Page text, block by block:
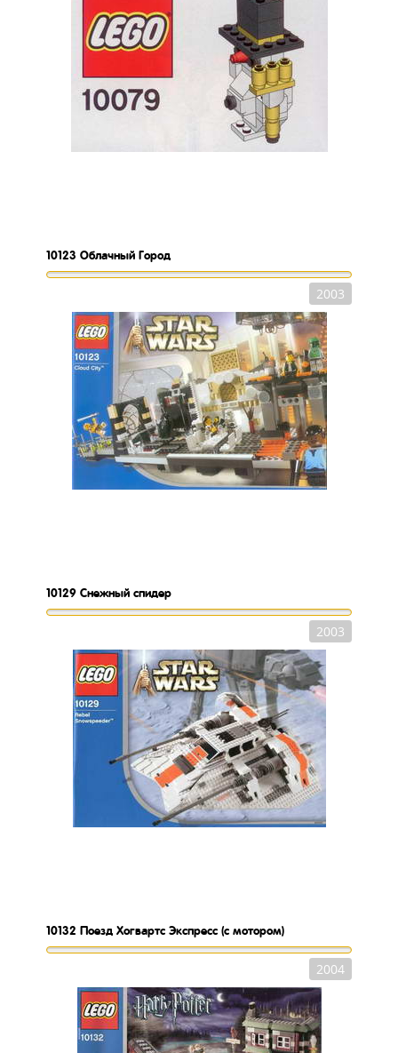
10123 Облачный Город
2003
10129 Снежный спидер
2003
10132 Поезд Хогвартс Экспресс (с мотором)
2004